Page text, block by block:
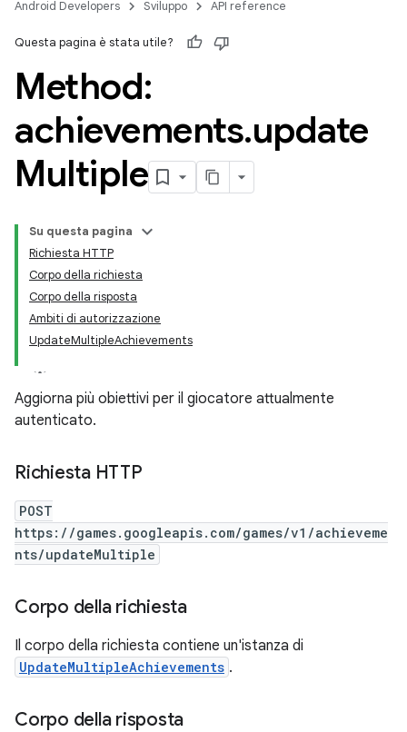
Android Developers Sviluppo API reference
Questa pagina è stata utile?
Method:
achievements.update
Multiple
Su questa pagina
Richiesta HTTP
Corpo della richiesta
Corpo della risposta
Ambiti di autorizzazione
UpdateMultipleAchievements
Aggiorna più obiettivi per il giocatore attualmente
autenticato.
Richiesta HTTP
POST
https://games.googleapis.com/games/v1/achieveme
nts/updateMultiple
Corpo della richiesta
Il corpo della richiesta contiene un'istanza di
UpdateMultipleAchievements .
Corpo della risposta